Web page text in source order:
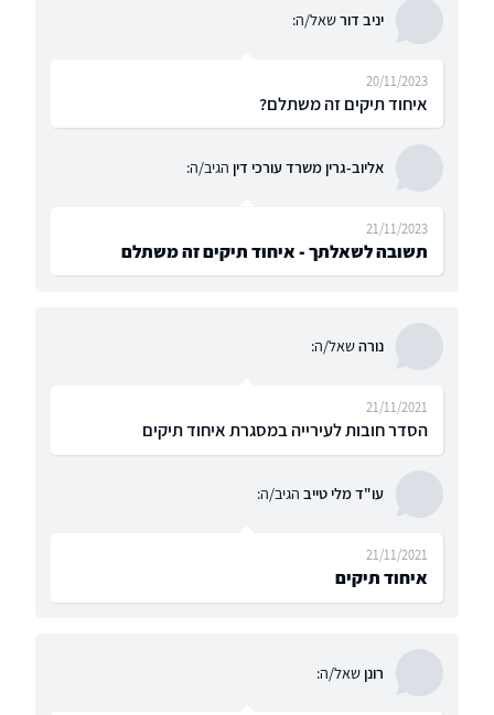
יניב דורשאל/ה:
איחוד תיקים זה משתלם?
20/11/2023
אליוב-גרין משרד עורכי דין הגיב/ה:
תשובה לשאלתך - איחוד תיקים זה משתלם
21/11/2023
נורהשאל/ה:
הסדר חובות לעירייה במסגרת איחוד תיקים
21/11/2021
עו"ד מלי טייב הגיב/ה:
איחוד תיקים
21/11/2021
רונןשאל/ה: